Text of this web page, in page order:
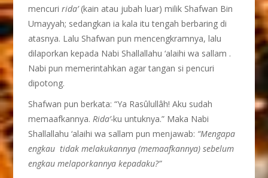
mencuririda’(kain atau jubah luar) milik Shafwan Bin
Umayyah; sedangkan ia kala itu tengah berbaring di
atasnya. Lalu Shafwan pun mencengkramnya, lalu
dilaporkan kepada Nabi Shallallahu ‘alaihi wa sallam .
Nabi pun memerintahkan agar tangan si pencuri
dipotong.
Shafwan pun berkata: “Ya Rasûlullâh! Aku sudah
memaafkannya.Rida’-ku untuknya.” Maka Nabi
Shallallahu ‘alaihi wa sallam pun menjawab: “Mengapa
engkau tidak melakukannya (memaafkannya) sebelum
engkau melaporkannya kepadaku?”